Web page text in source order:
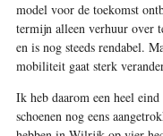
model voor de toekomst
termijn alleen verhuur over
en is nog steeds rendabel.
mobiliteit gaat sterk
Ik heb daarom een heel
schoenen nog eens